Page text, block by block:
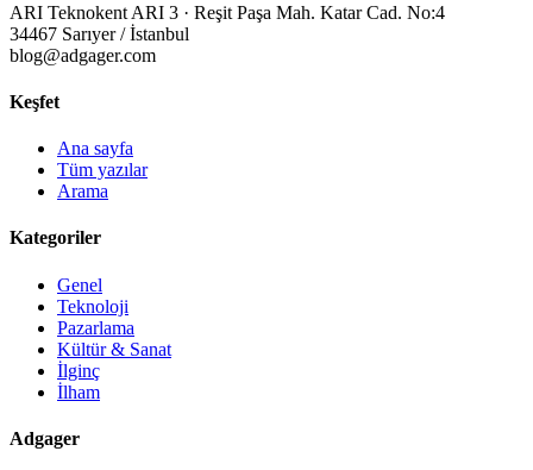
ARI Teknokent ARI 3 · Reşit Paşa Mah. Katar Cad. No:4
34467 Sarıyer / İstanbul
blog@adgager.com
Keşfet
Ana sayfa
Tüm yazılar
Arama
Kategoriler
Genel
Teknoloji
Pazarlama
Kültür & Sanat
İlginç
İlham
Adgager